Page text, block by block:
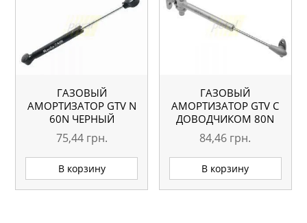
ГАЗОВЫЙ
АМОРТИЗАТОР GTV N
60N ЧЕРНЫЙ
75,44 грн.
В корзину
ГАЗОВЫЙ
АМОРТИЗАТОР GTV С
ДОВОДЧИКОМ 80N
84,46 грн.
В корзину